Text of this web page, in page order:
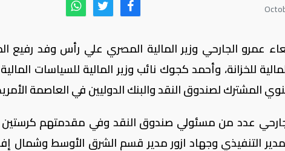
عمرو الجارحي وزير المالية المصري علي رأس وفد رفيع
للخزانة، وأحمد كجوك نائب وزير المالية للسياسات
المشترك لصندوق النقد والبنك الدوليين في العاصمة
عدد من مسئولي صندوق النقد وفي مقدمتهم كرستين
التنفيذي وجهاد ازور مدير قسم الشرق الأوسط وشمال